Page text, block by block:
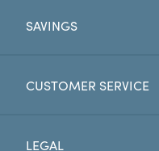
SAVINGS
CUSTOMER SERVICE
LEGAL